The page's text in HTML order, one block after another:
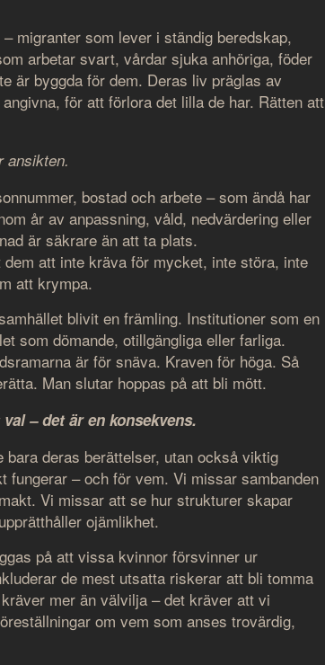
migranter som lever i ständig beredskap,
arbetar svart, vårdar sjuka anhöriga, föder
är byggda för dem. Deras liv präglas av
för att förlora det lilla de har. Rätten att
ansikten.
bostad och arbete – som ändå har
år av anpassning, våld, nedvärdering eller
är säkrare än att ta plats.
att inte kräva för mycket, inte störa, inte
att krympa.
blivit en främling. Institutioner som en
som dömande, otillgängliga eller farliga.
är för snäva. Kraven för höga. Så
Man slutar hoppas på att bli mött.
– det är en konsekvens.
deras berättelser, utan också viktig
fungerar – och för vem. Vi missar sambanden
Vi missar att se hur strukturer skapar
ojämlikhet.
på att vissa kvinnor försvinner ur
de mest utsatta riskerar att bli tomma
mer än välvilja – det kräver att vi
om vem som anses trovärdig,